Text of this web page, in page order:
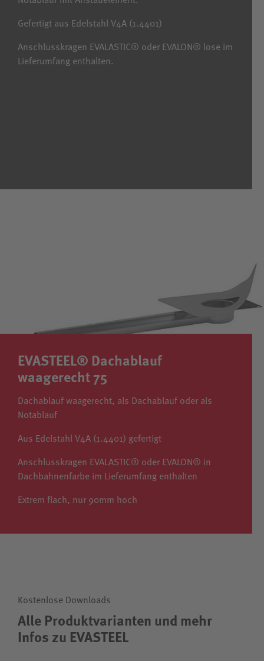
Gefertigt aus Edelstahl V4A (1.4401)
Anschlusskragen EVALASTIC® oder EVALON® lose im
Lieferumfang enthalten.
EVASTEEL® Dachablauf
waagerecht 75
Dachablauf waagerecht, als Dachablauf oder als
Notablauf
Aus Edelstahl V4A (1.4401) gefertigt
Anschlusskragen EVALASTIC® oder EVALON® in
Dachbahnenfarbe im Lieferumfang enthalten
Extrem flach, nur 90mm hoch
Kostenlose Downloads
Alle Produktvarianten und mehr
Infos zu EVASTEEL